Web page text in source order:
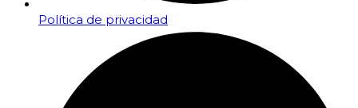
Política de privacidad